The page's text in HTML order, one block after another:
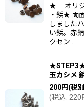
★ オリジ
・鋲★ 両
しました
い鋲。赤
クセン…
★STEP3★
玉カシメ
200円(税
(税込: 220